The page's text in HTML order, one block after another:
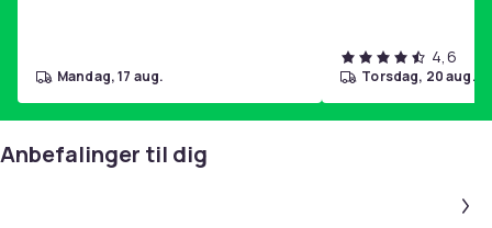
mandag, 17 aug.
4,6
torsdag, 20 aug.
Anbefalinger til dig